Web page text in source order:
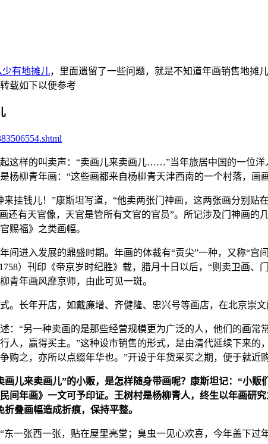
有地摊儿，里面遗留了一些问题，就是不知道年画销售地摊
载如下以便参考
这样的叫卖声：“卖画儿来卖画儿……”当年旅居中国的一位
杨柳青年画：“这些画都来自杨柳青天津西南的一个村落，画
挂钱儿！”康斯坦写道，“他卖两张门神画，这两张画分别
还有天官像，天官是管所有文官的官员”。所记涉及门神画
赐福》之类画幅。
间进入发展的鼎盛时期。年画的体裁有“贡尖”一种，又称“宫
）刊印《帝京岁时纪胜》载，腊月十日以后，“则卖卫画
青年画风靡京师，由此可见一斑。
。长年开店，如戴廉增、齐健隆、忠兴号等画店，在北京崇文
：“另一种卖画的是那些经营规模更为广泛的人，他们的画
人，赢得买主。”这种设市销售的形式，是由清代延续下来
购之，亦所以点缀年华也。”开设于年货采买之期，便于就
儿来卖画儿”的小贩，是怎样随身带画呢？康斯坦记：“小
间年画》一文可予印证。王树村是杨柳青人，终生以年画研
叠画幅造成折痕，保持平整。
一张西一张，贴在屋里亮堂；臭虫一见心欢喜，今年盖下过